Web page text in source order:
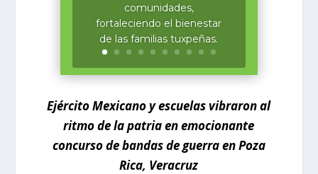
comunidades,
fortaleciendo el bienestar
de las familias tuxpeñas.
Ejército Mexicano y escuelas vibraron al
ritmo de la patria en emocionante
concurso de bandas de guerra en Poza
Rica, Veracruz